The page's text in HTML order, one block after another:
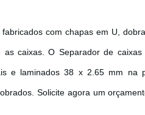
com chapas em U,
caixas. O Separador de caixas
e laminados 38 x 2.65 mm na
Solicite agora um